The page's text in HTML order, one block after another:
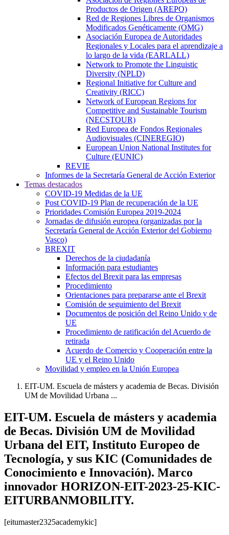
Productos de Origen (AREPO)
Red de Regiones Libres de Organismos
Modificados Genéticamente (OMG)
Asociación Europea de Autoridades
Regionales y Locales para el aprendizaje a
lo largo de la vida (EARLALL)
Network to Promote the Linguistic
Diversity (NPLD)
Regional Initiative for Culture and
Creativity (RICC)
Network of European Regions for
Competitive and Sustainable Tourism
(NECSTOUR)
Red Europea de Fondos Regionales
Audiovisuales (CINEREGIO)
European Union National Institutes for
Culture (EUNIC)
REVIE
Informes de la Secretaría General de Acción Exterior
Temas destacados
COVID-19 Medidas de la UE
Post COVID-19 Plan de recuperación de la UE
Prioridades Comisión Europea 2019-2024
Jornadas de difusión europea (organizadas por la
Secretaría General de Acción Exterior del Gobierno
Vasco)
BREXIT
Derechos de la ciudadanía
Información para estudiantes
Efectos del Brexit para las empresas
Procedimiento
Orientaciones para prepararse ante el Brexit
Comisión de seguimiento del Brexit
Documentos de posición del Reino Unido y de
UE
Procedimiento de ratificación del Acuerdo de
retirada
Acuerdo de Comercio y Cooperación entre la
UE y el Reino Unido
Movilidad y empleo en la Unión Europea
EIT-UM. Escuela de másters y academia de Becas. División
UM de Movilidad Urbana ...
EIT-UM. Escuela de másters y academia
de Becas. División UM de Movilidad
Urbana del EIT, Instituto Europeo de
Tecnología, y sus KIC (Comunidades de
Conocimiento e Innovación). Marco
innovador HORIZON-EIT-2023-25-KIC-
EITURBANMOBILITY.
[eitumaster2325academykic]